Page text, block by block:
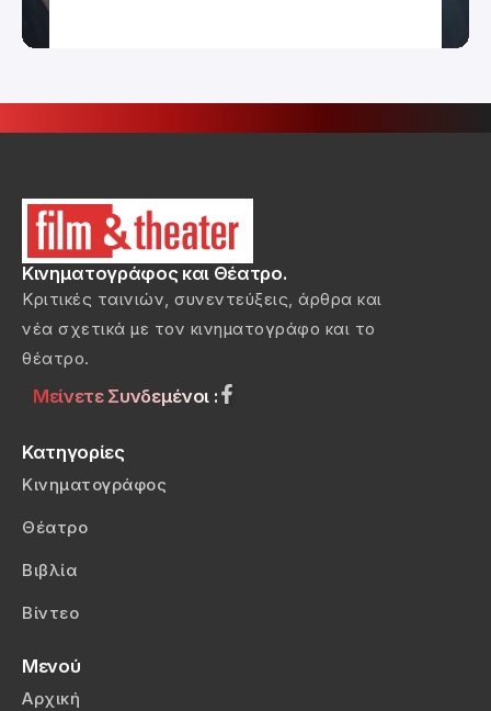
Κινηματογράφος και Θέατρο.
Κριτικές ταινιών, συνεντεύξεις, άρθρα και
νέα σχετικά με τον κινηματογράφο και το
θέατρο.
Μείνετε Συνδεμένοι :
Κατηγορίες
Κινηματογράφος
Θέατρο
Βιβλία
Βίντεο
Μενού
Αρχική